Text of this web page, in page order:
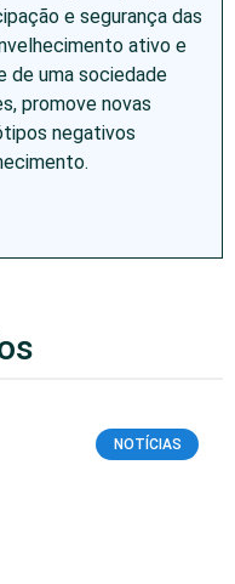
e segurança das
ativo e
de uma sociedade
promove novas
negativos
NOTÍCIAS